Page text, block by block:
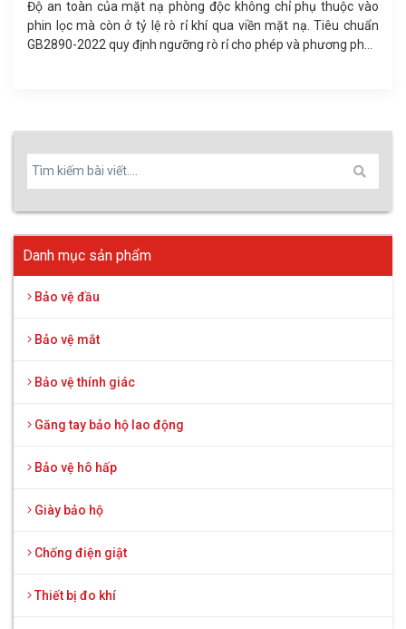
Độ an toàn của mặt nạ phòng độc không chỉ phụ thuộc vào
phin lọc mà còn ở tỷ lệ rò rỉ khí qua viền mặt nạ. Tiêu chuẩn
GB2890-2022 quy định ngưỡng rò rỉ cho phép và phương pháp
Danh mục sản phẩm
Bảo vệ đầu
Bảo vệ mắt
Bảo vệ thính giác
Găng tay bảo hộ lao động
Bảo vệ hô hấp
Giày bảo hộ
Chống điện giật
Thiết bị đo khí